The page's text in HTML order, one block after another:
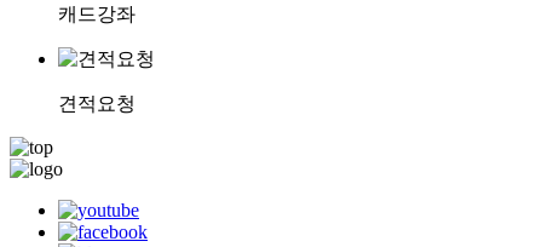
캐드강좌
견적요청